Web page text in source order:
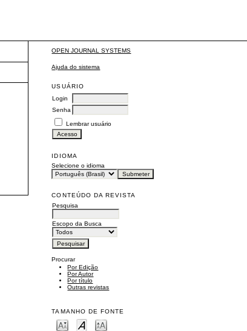
OPEN JOURNAL SYSTEMS
Ajuda do sistema
USUÁRIO
Login
Senha
Lembrar usuário
IDIOMA
Selecione o idioma
CONTEÚDO DA REVISTA
Pesquisa
Escopo da Busca
Procurar
Por Edição
Por Autor
Por título
Outras revistas
TAMANHO DE FONTE